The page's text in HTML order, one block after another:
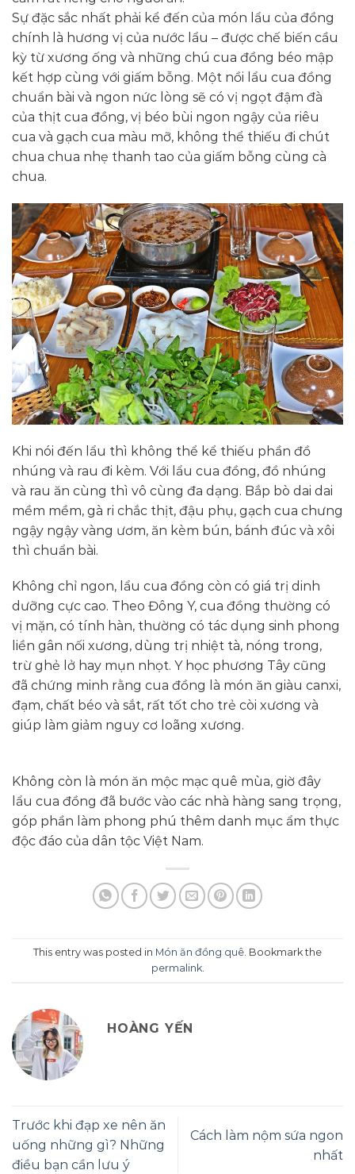
Sự đặc sắc nhất phải kể đến của món lẩu của đồng
chính là hương vị của nước lẩu – được chế biến cầu
kỳ từ xương ống và những chú cua đồng béo mập
kết hợp cùng với giấm bỗng. Một nồi lẩu cua đồng
chuẩn bài và ngon nức lòng sẽ có vị ngọt đậm đà
của thịt cua đồng, vị béo bùi ngon ngậy của riêu
cua và gạch cua màu mỡ, không thể thiếu đi chút
chua chua nhẹ thanh tao của giấm bỗng cùng cà
chua.
Khi nói đến lẩu thì không thể kể thiếu phần đồ
nhúng và rau đi kèm. Với lẩu cua đồng, đồ nhúng
và rau ăn cùng thì vô cùng đa dạng. Bắp bò dai dai
mềm mềm, gà ri chắc thịt, đậu phụ, gạch cua chưng
ngậy ngậy vàng ươm, ăn kèm bún, bánh đúc và xôi
thì chuẩn bài.
Không chỉ ngon, lẩu cua đồng còn có giá trị dinh
dưỡng cực cao. Theo Đông Y, cua đồng thường có
vị mặn, có tính hàn, thường có tác dụng sinh phong
liền gân nối xương, dùng trị nhiệt tà, nóng trong,
trừ ghẻ lở hay mụn nhọt. Y học phương Tây cũng
đã chứng minh rằng cua đồng là món ăn giàu canxi,
đạm, chất béo và sắt, rất tốt cho trẻ còi xương và
giúp làm giảm nguy cơ loãng xương.
Không còn là món ăn mộc mạc quê mùa, giờ đây
lẩu cua đồng đã bước vào các nhà hàng sang trọng,
góp phần làm phong phú thêm danh mục ẩm thực
độc đáo của dân tộc Việt Nam.
This entry was posted in Món ăn đồng quê . Bookmark the
permalink.
HOÀNG YẾN
Trước khi đạp xe nên ăn
uống những gì? Những
điều bạn cần lưu ý
Cách làm nộm sứa ngon
nhất